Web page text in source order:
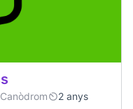
2 anys